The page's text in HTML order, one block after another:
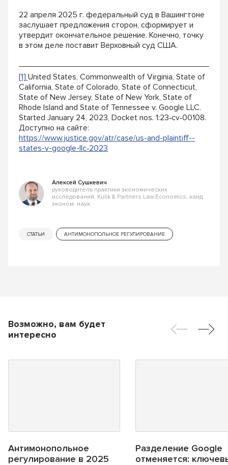
22 апреля 2025 г. федеральный суд в Вашингтоне
заслушает предложения сторон, сформирует и
утвердит окончательное решение. Конечно, точку
в этом деле поставит Верховный суд США.
[1] United States, Commonwealth of Virginia, State of
California, State of Colorado, State of Connecticut,
State of New Jersey, State of New York, State of
Rhode Island and State of Tennessee v. Google LLC.
Started January 24, 2023, Docket nos. 1:23‑cv‑00108.
Доступно на сайте:
https://www.justice.gov/atr/case/us-and-plaintiff-­
states-v-google-llc‑2023
Алексей Сушкевич
руководитель практики экономических
исследований, Kulik & Partners Law.Economics, канд.
эконом. наук
СТАТЬИ АНТИМОНОПОЛЬНОЕ РЕГУЛИРОВАНИЕ
Возможно, вам будет
интересно
Антимонопольное
регулирование в 2025
Разделение Google
отменяется: